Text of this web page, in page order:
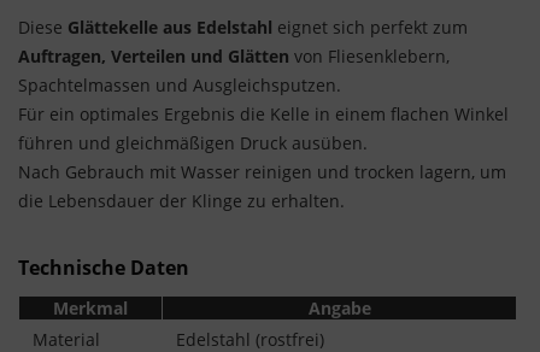
Diese Glättekelle aus Edelstahl eignet sich perfekt zum
Auftragen, Verteilen und Glätten von Fliesenklebern,
Spachtelmassen und Ausgleichsputzen.
Für ein optimales Ergebnis die Kelle in einem flachen Winkel
führen und gleichmäßigen Druck ausüben.
Nach Gebrauch mit Wasser reinigen und trocken lagern, um
die Lebensdauer der Klinge zu erhalten.
Technische Daten
Merkmal
Angabe
Material
Edelstahl (rostfrei)